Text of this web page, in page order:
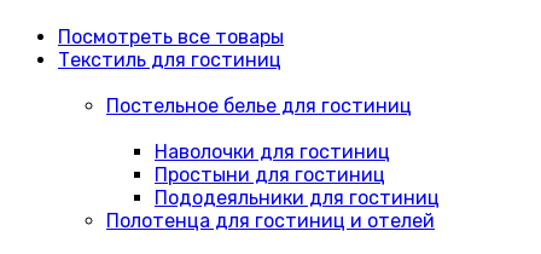
Посмотреть все товары
Текстиль для гостиниц
Постельное белье для гостиниц
Наволочки для гостиниц
Простыни для гостиниц
Пододеяльники для гостиниц
Полотенца для гостиниц и отелей